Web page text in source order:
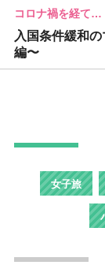
コロナ禍を経て…
入国条件緩和
編〜
女子旅